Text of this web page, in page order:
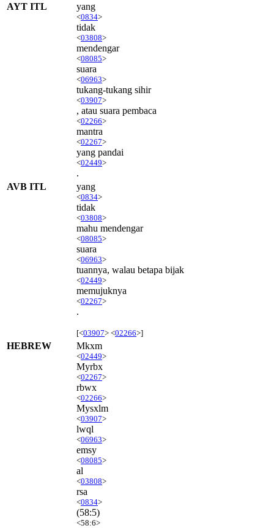
AYT ITL
yang
<0834>
tidak
<03808>
mendengar
<08085>
suara
<06963>
tukang-tukang sihir
<03907>
, atau suara pembaca
<02266>
mantra
<02267>
yang pandai
<02449>
.
AVB ITL
yang
<0834>
tidak
<03808>
mahu mendengar
<08085>
suara
<06963>
tuannya, walau betapa bijak
<02449>
memujuknya
<02267>
.
[<03907> <02266>]
HEBREW Mkxm
<02449>
Myrbx
<02267>
rbwx
<02266>
Mysxlm
<03907>
lwql
<06963>
emsy
<08085>
al
<03808>
rsa
<0834>
(58:5)
<58:6>